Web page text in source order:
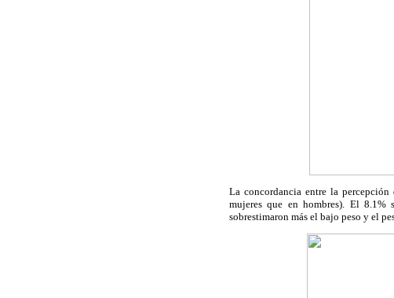
La concordancia entre la
mujeres que en hombres). El 8.1%
sobrestimaron más el bajo peso y el